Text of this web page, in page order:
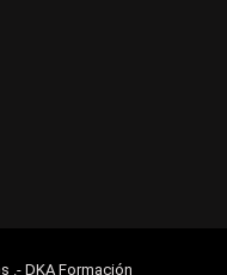
.- DKA Formación